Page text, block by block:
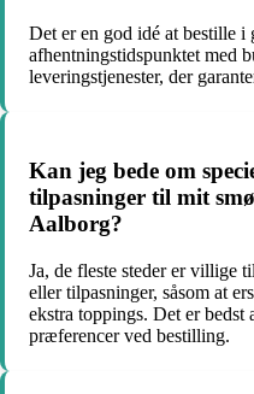
Det er en god idé at bestille
afhentningstidspunktet med
leveringstjenester, der
Kan jeg bede om
tilpasninger til mit
Aalborg?
Ja, de fleste steder er villige
eller tilpasninger, såsom at
ekstra toppings. Det er
præferencer ved bestilling.